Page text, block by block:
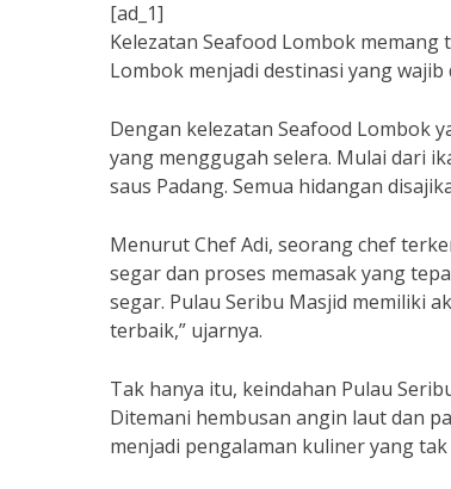
[ad_1]
Kelezatan Seafood Lombok
Lombok menjadi destinasi yang
Dengan kelezatan Seafood Lombok
yang menggugah selera. Mulai dari
saus Padang. Semua hidangan
Menurut Chef Adi, seorang chef
segar dan proses memasak yang
segar. Pulau Seribu Masjid memiliki
terbaik,” ujarnya.
Tak hanya itu, keindahan Pulau
Ditemani hembusan angin laut dan
menjadi pengalaman kuliner yang